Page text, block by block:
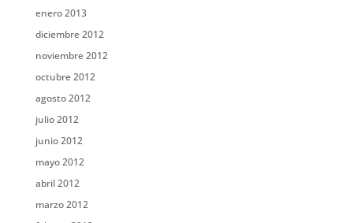
enero 2013
diciembre 2012
noviembre 2012
octubre 2012
agosto 2012
julio 2012
junio 2012
mayo 2012
abril 2012
marzo 2012